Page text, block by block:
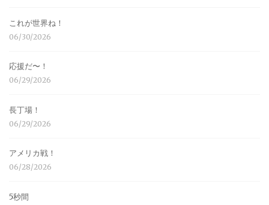
これが世界ね！
06/30/2026
応援だ〜！
06/29/2026
長丁場！
06/29/2026
アメリカ戦！
06/28/2026
5秒間